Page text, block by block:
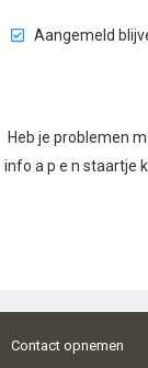
Aangemeld
Heb je problemen
info a p e n staartje
Contact opnemen